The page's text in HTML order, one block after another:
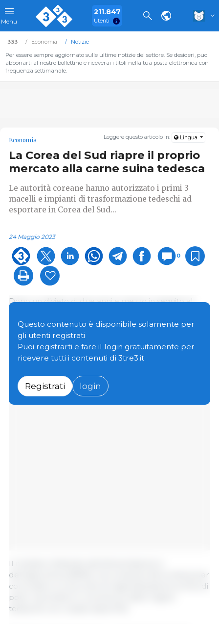
Menu
211.847
Utenti
333 Economia
Notizie
Per essere sempre aggiornato sulle ultime notizie del settore. Se desideri, puoi
abbonarti al nostro bollettino e riceverai i titoli nella tua posta elettronica con
frequenza settimanale.
Leggere questo articolo in: Lingua
Economia
La Corea del Sud riapre il proprio
mercato alla carne suina tedesca
Le autorità coreane hanno autorizzato i primi 3
macelli e impianti di trasformazione tedeschi ad
esportare in Corea del Sud...
24 Maggio 2023
0
Dopo un divieto di due anni e mezzo in seguito al
Germania, la Corea del Sud ha riaperto il proprio
mercato alla carne suina tedesca.
Le autorità coreane hanno autorizzato i primi tre
esportare in Corea del Sud.
Il ministero federale dell'alimentazione e
dell'agricoltura (BMEL) ha compiuto sforzi intensi per
concludere un accordo di regionalizzazione al fine di
poter riprendere il commercio dalle regioni
tedesche non colpite dalla PSA.
Questo contenuto è disponibile solamente per
gli utenti registrati
Puoi registrarti e fare il login gratuitamente per
ricevere tutti i contenuti di 3tre3.it
Registrati login